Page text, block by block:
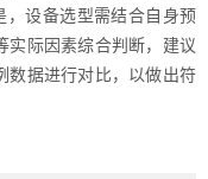
，设备选型需结合自身预
实际因素综合判断，建议
数据进行对比，以做出符